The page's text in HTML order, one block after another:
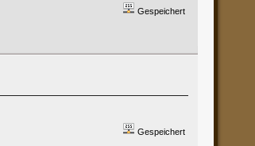
Gespeichert
Gespeichert